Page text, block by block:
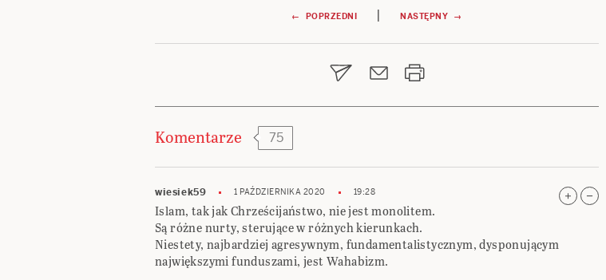
wpisu
← POPRZEDNI | NASTĘPNY →
Komentarze 75
wiesiek59 1 PAŹDZIERNIKA 2020 19:28
Islam, tak jak Chrześcijaństwo, nie jest monolitem.
Są różne nurty, sterujące w różnych kierunkach.
Niestety, najbardziej agresywnym, fundamentalistycznym, dysponującym
największymi funduszami, jest Wahabizm.